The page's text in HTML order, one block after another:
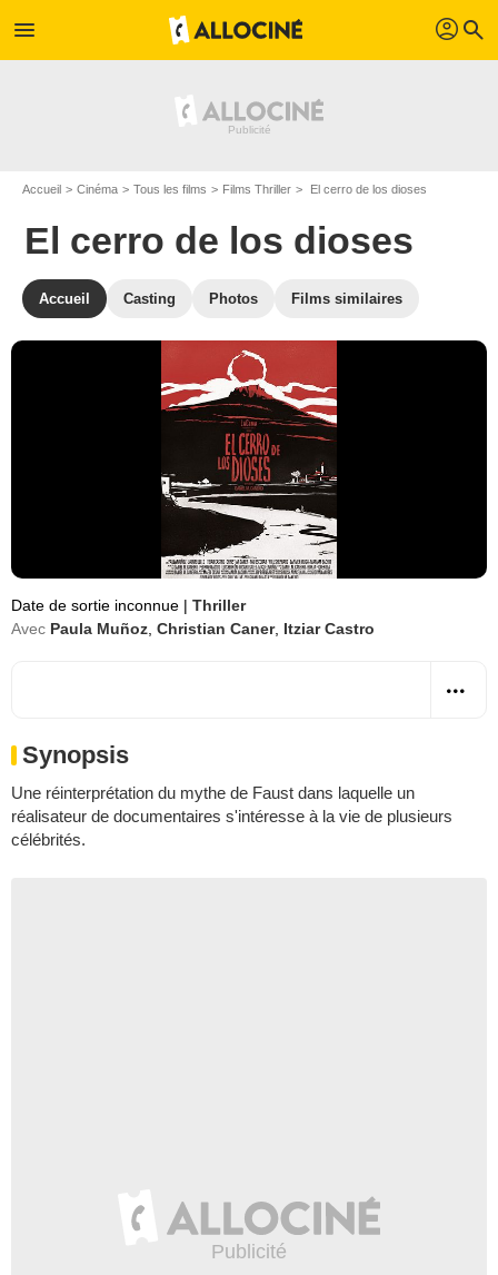
menu profil search
Accueil Cinéma Tous les films Films Thriller El cerro de los dioses
El cerro de los dioses
Accueil Casting Photos Films similaires
Date de sortie inconnue | Thriller
Avec Paula Muñoz Christian Caner, Itziar Castro
Synopsis
Une réinterprétation du mythe de Faust dans laquelle un
réalisateur de documentaires s'intéresse à la vie de plusieurs
célébrités.